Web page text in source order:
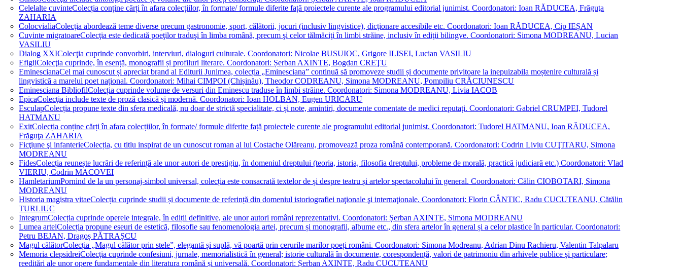
Celelalte cuvinteColecția conține cărți în afara colecțiilor, în formate/ formule diferite față proiectele curente ale programului editorial junimist. Coordonatori: Ioan RĂDUCEA, Frăguţa
ZAHARIA
ColocvialiaColecţia abordează teme diverse precum gastronomie, sport, călătorii, jocuri (inclusiv lingvistice), dicţionare accesibile etc. Coordonatori: Ioan RĂDUCEA, Cip IEȘAN
Cuvinte migratoareColecţia este dedicată poeţilor traduşi în limba română, precum şi celor tălmăciţi în limbi străine, inclusiv în ediţii bilingve. Coordonatori: Simona MODREANU, Lucian
VASILIU
Dialog XXIColecţia cuprinde convorbiri, interviuri, dialoguri culturale. Coordonatori: Nicolae BUSUIOC, Grigore ILISEI, Lucian VASILIU
EfigiiColecţia cuprinde, în esență, monografii și profiluri literare. Coordonatori: Șerban AXINTE, Bogdan CREŢU
EminescianaCel mai cunoscut și apreciat brand al Editurii Junimea, colecția „Eminesciana” continuă să promoveze studii și documente privitoare la inepuizabila moștenire culturală și
lingvistică a marelui poet național. Coordonatori: Mihai CIMPOI (Chișinău), Theodor CODREANU, Simona MODREANU, Pompiliu CRĂCIUNESCU
Eminesciana BibliofilColecția cuprinde volume de versuri din Eminescu traduse în limbi străine. Coordonatori: Simona MODREANU, Livia IACOB
EpicaColecţia include texte de proză clasică și modernă. Coordonatori: Ioan HOLBAN, Eugen URICARU
EsculapColecția propune texte din sfera medicală, nu doar de strictă specialitate, ci și note, amintiri, documente comentate de medici reputați. Coordonatori: Gabriel CRUMPEI, Tudorel
HATMANU
ExitColecția conține cărți în afara colecțiilor, în formate/ formule diferite față proiectele curente ale programului editorial junimist. Coordonatori: Tudorel HATMANU, Ioan RĂDUCEA,
Frăguţa ZAHARIA
Ficţiune şi infanterieColecția, cu titlu inspirat de un cunoscut roman al lui Costache Olăreanu, promovează proza română contemporană. Coordonatori: Codrin Liviu CUŢITARU, Simona
MODREANU
FidesColecția reunește lucrări de referință ale unor autori de prestigiu, în domeniul dreptului (teoria, istoria, filosofia dreptului, probleme de morală, practică judiciară etc.) Coordonatori: Vlad
VIERIU, Codrin MACOVEI
HamletariumPornind de la un personaj-simbol universal, colecția este consacrată textelor de și despre teatru și artelor spectacolului în general. Coordonatori: Călin CIOBOTARI, Simona
MODREANU
Historia magistra vitaeColecția cuprinde studii și documente de referință din domeniul istoriografiei naţionale şi internaţionale. Coordonatori: Florin CÂNTIC, Radu CUCUTEANU, Cătălin
TURLIUC
IntegrumColecția cuprinde operele integrale, în ediții definitive, ale unor autori români reprezentativi. Coordonatori: Șerban AXINTE, Simona MODREANU
Lumea arteiColecția propune eseuri de estetică, filosofie sau fenomenologia artei, precum și monografii, albume etc., din sfera artelor în general și a celor plastice în particular. Coordonatori:
Petru BEJAN, Dragoș PĂTRAȘCU
Magul călătorColecția „Magul călător prin stele”, elegantă și suplă, vă poartă prin cerurile marilor poeți români. Coordonatori: Simona Modreanu, Adrian Dinu Rachieru, Valentin Talpalaru
Memoria clepsidreiColecţia cuprinde confesiuni, jurnale, memorialistică în general; istorie culturală în documente, corespondență, valori de patrimoniu din arhivele publice şi particulare;
reeditări ale unor opere fundamentale din literatura română și universală. Coordonatori: Șerban AXINTE, Radu CUCUTEANU